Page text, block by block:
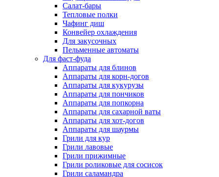
Салат-бары
Тепловые полки
Чафинг диш
Конвейер охлаждения
Для закусочных
Пельменные автоматы
Для фаст-фуда
Аппараты для блинов
Аппараты для корн-догов
Аппараты для кукурузы
Аппараты для пончиков
Аппараты для попкорна
Аппараты для сахарной ваты
Аппараты для хот-догов
Аппараты для шаурмы
Грили для кур
Грили лавовые
Грили прижимные
Грили роликовые для сосисок
Грили саламандра